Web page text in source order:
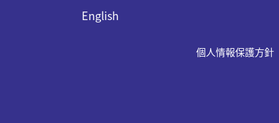
English
個人情報保護方針